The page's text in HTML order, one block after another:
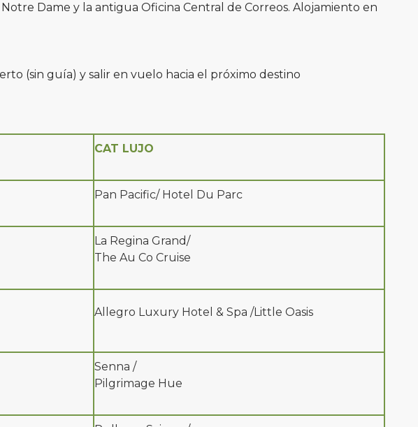
Dame y la antigua Oficina Central de Correos. Alojamiento en
(sin guía) y salir en vuelo hacia el próximo destino
CAT LUJO
Pan Pacific/ Hotel Du Parc
La Regina Grand/
The Au Co Cruise
Allegro Luxury Hotel & Spa /Little Oasis
Senna /
Pilgrimage Hue